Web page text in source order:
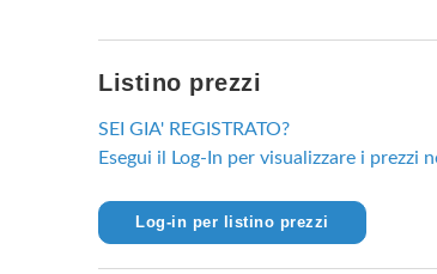
Listino prezzi
SEI GIA' REGISTRATO?
Esegui il Log-In per visualizzare i prezzi
Log-in per listino prezzi